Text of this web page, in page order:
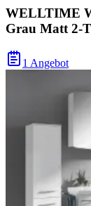
WELLTIME
Grau Matt 2-
1 Angebot